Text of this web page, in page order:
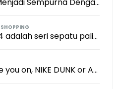
Latihan Golf Menjadi Sempurna Dengan Kith x TaylorMade x Perfect Practice Putting Mat
SHOPPING
Gel-Kayano 14 adalah seri sepatu paling keren dari brand Asics?
Which side are you on, NIKE DUNK or ADIDAS SAMBA?